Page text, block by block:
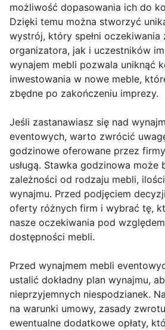
możliwość dopasowania ich do
Dzięki temu można stworzyć
wystrój, który spełni oczekiwania
organizatora, jak i uczestników
wynajem mebli pozwala uniknąć
inwestowania w nowe meble,
zbędne po zakończeniu imprezy.
Jeśli zastanawiasz się nad
eventowych, warto zwrócić
godzinowe oferowane przez
usługą. Stawka godzinowa może
zależności od rodzaju mebli,
wynajmu. Przed podjęciem
oferty różnych firm i wybrać tę,
nasze oczekiwania pod
dostępności mebli.
Przed wynajmem mebli
ustalić dokładny plan wynajmu,
nieprzyjemnych niespodzianek.
na warunki umowy, zasady
ewentualne dodatkowe opłaty,